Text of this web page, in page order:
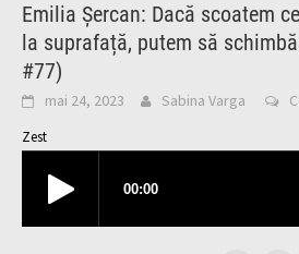
Emilia Șercan: Dacă scoatem
la suprafață, putem să
#77)
mai 24, 2023 Sabina Varga
Zest